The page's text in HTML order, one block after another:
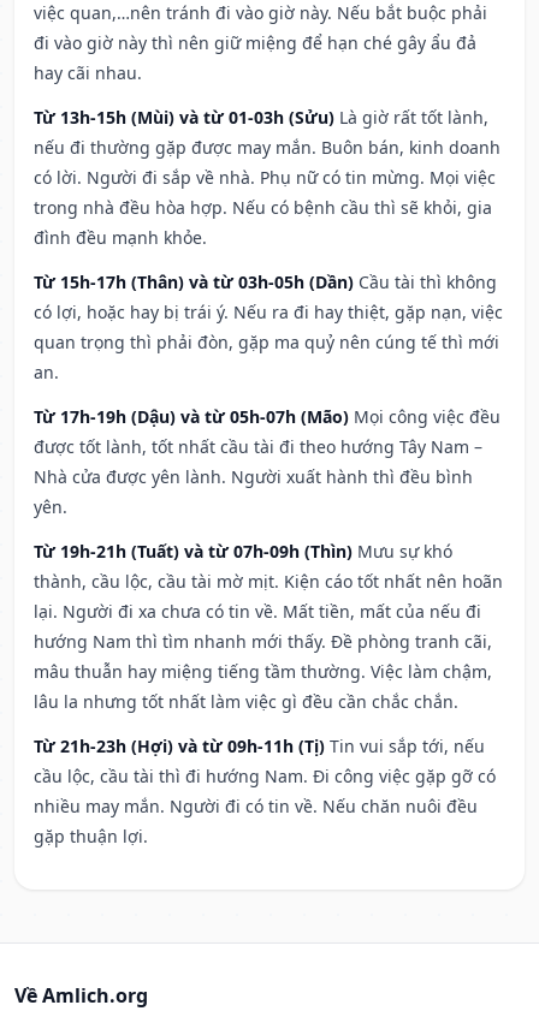
việc quan,…nên tránh đi vào giờ này. Nếu bắt buộc phải
đi vào giờ này thì nên giữ miệng để hạn ché gây ẩu đả
hay cãi nhau.
Từ 13h-15h (Mùi) và từ 01-03h (Sửu) Là giờ rất tốt lành,
nếu đi thường gặp được may mắn. Buôn bán, kinh doanh
có lời. Người đi sắp về nhà. Phụ nữ có tin mừng. Mọi việc
trong nhà đều hòa hợp. Nếu có bệnh cầu thì sẽ khỏi, gia
đình đều mạnh khỏe.
Từ 15h-17h (Thân) và từ 03h-05h (Dần) Cầu tài thì không
có lợi, hoặc hay bị trái ý. Nếu ra đi hay thiệt, gặp nạn, việc
quan trọng thì phải đòn, gặp ma quỷ nên cúng tế thì mới
an.
Từ 17h-19h (Dậu) và từ 05h-07h (Mão) Mọi công việc đều
được tốt lành, tốt nhất cầu tài đi theo hướng Tây Nam –
Nhà cửa được yên lành. Người xuất hành thì đều bình
yên.
Từ 19h-21h (Tuất) và từ 07h-09h (Thìn) Mưu sự khó
thành, cầu lộc, cầu tài mờ mịt. Kiện cáo tốt nhất nên hoãn
lại. Người đi xa chưa có tin về. Mất tiền, mất của nếu đi
hướng Nam thì tìm nhanh mới thấy. Đề phòng tranh cãi,
mâu thuẫn hay miệng tiếng tầm thường. Việc làm chậm,
lâu la nhưng tốt nhất làm việc gì đều cần chắc chắn.
Từ 21h-23h (Hợi) và từ 09h-11h (Tị) Tin vui sắp tới, nếu
cầu lộc, cầu tài thì đi hướng Nam. Đi công việc gặp gỡ có
nhiều may mắn. Người đi có tin về. Nếu chăn nuôi đều
gặp thuận lợi.
Về Amlich.org